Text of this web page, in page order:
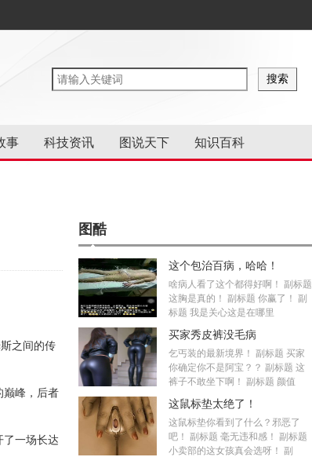
事 科技资讯 图说天下 知识百科
之间的传
巅峰，后者
了一场长达
图酷
这个包治百病，哈哈！
啥病人看了这个都得好啊！ 副标题
这胸是真的！ 副标题 你赢了！ 副
标题 我是关心这是在哪里
买家秀皮裤没毛病
乞丐装的最新境界！ 副标题 买家
你确定你不是阿宝？？ 副标题 这
裤子不敢坐下啊！ 副标题 颜值
这鼠标垫太绝了！
这鼠标垫你看到了什么？邪恶了
吧！ 副标题 毫无违和感！ 副标题
小卖部的这女孩真会选呀！ 副